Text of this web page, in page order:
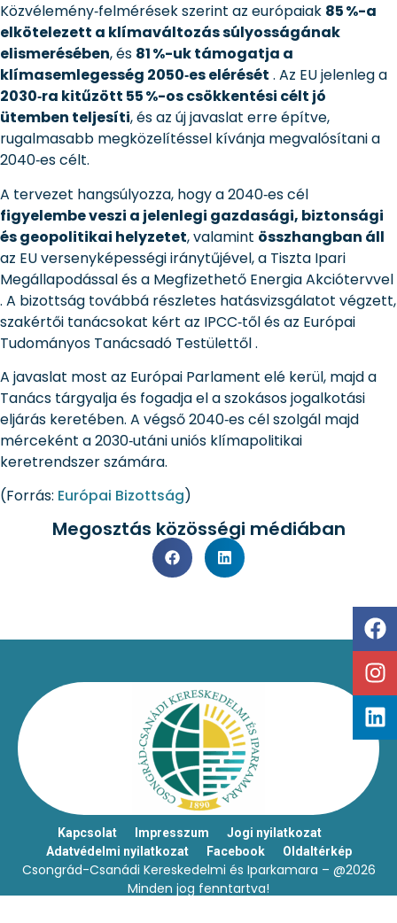
Közvélemény‑felmérések szerint az európaiak 85 %-a
elkötelezett a klímaváltozás súlyosságának
elismerésében, és 81 %-uk támogatja a
klímasemlegesség 2050‑es elérését . Az EU jelenleg a
2030‑ra kitűzött 55 %-os csökkentési célt jó
ütemben teljesíti, és az új javaslat erre építve,
rugalmasabb megközelítéssel kívánja megvalósítani a
2040‑es célt.
A tervezet hangsúlyozza, hogy a 2040‑es cél
figyelembe veszi a jelenlegi gazdasági, biztonsági
és geopolitikai helyzetet, valamint összhangban áll
az EU versenyképességi iránytűjével, a Tiszta Ipari
Megállapodással és a Megfizethető Energia Akciótervvel
. A bizottság továbbá részletes hatásvizsgálatot végzett,
szakértői tanácsokat kért az IPCC‑től és az Európai
Tudományos Tanácsadó Testülettől.
A javaslat most az Európai Parlament elé kerül, majd a
Tanács tárgyalja és fogadja el a szokásos jogalkotási
eljárás keretében. A végső 2040‑es cél szolgál majd
mérceként a 2030‑utáni uniós klímapolitikai
keretrendszer számára.
(Forrás: Európai Bizottság)
Megosztás közösségi médiában
Kapcsolat Impresszum
Jogi nyilatkozat
Adatvédelmi nyilatkozat
Facebook Oldaltérkép
Csongrád-Csanádi Kereskedelmi és Iparkamara – @2026
Minden jog fenntartva!